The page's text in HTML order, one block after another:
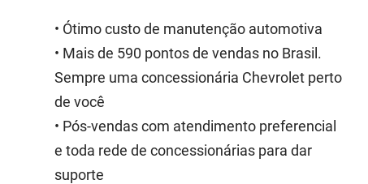
• Ótimo custo de manutenção automotiva
• Mais de 590 pontos de vendas no Brasil.
Sempre uma concessionária Chevrolet perto
de você
• Pós-vendas com atendimento preferencial
e toda rede de concessionárias para dar
suporte